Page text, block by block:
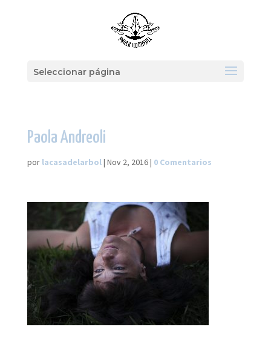
Seleccionar página
Paola Andreoli
por lacasadelarbol| Nov 2, 2016| 0 Comentarios